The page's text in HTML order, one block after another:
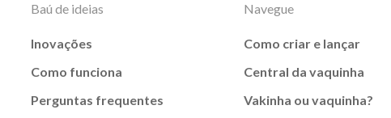
Baú de ideias
Inovações
Como funciona
Perguntas frequentes
Navegue
Como criar e lançar
Central da vaquinha
Vakinha ou vaquinha?